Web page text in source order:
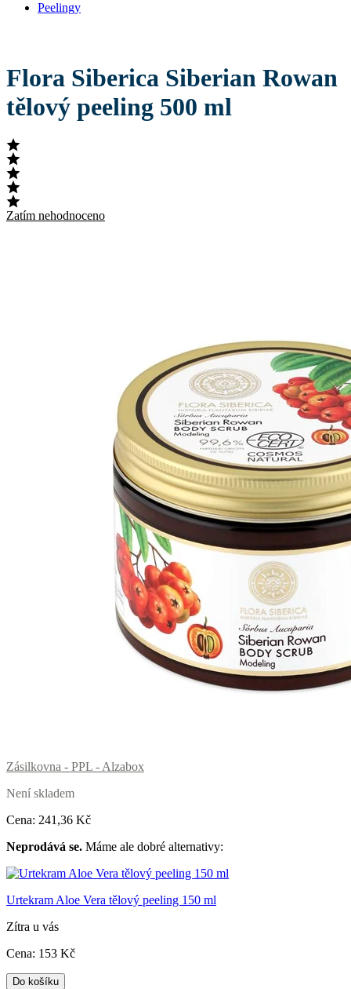
Peelingy
Flora Siberica Siberian Rowan
tělový peeling 500 ml
Zatím nehodnoceno
Zásilkovna - PPL - Alzabox
Není skladem
Cena: 241 ,36 Kč
Neprodává se. Máme ale dobré alternativy:
Urtekram Aloe Vera tělový peeling 150 ml
Zítra u vás
Cena: 153 Kč
Do košíku